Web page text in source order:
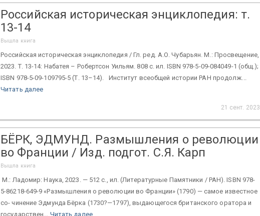
Российская историческая энциклопедия: т.
13-14
Вышла книга
Российская историческая энциклопедия / Гл. ред. А.О. Чубарьян. М.: Просвещение,
2023. Т. 13-14: Набатея – Робертсон Уильям. 808 с. ил. ISBN 978-5-09-084049-1 (общ.);
ISBN 978-5-09-109795-5 (Т. 13–14). Институт всеобщей истории РАН продолж...
Читать далее
21 сент. 2023
БЁРК, ЭДМУНД. Размышления о революции
во Франции / Изд. подгот. С.Я. Карп
Вышла книга
М.: Ладомир: Наука, 2023. — 512 c., ил. (Литературные Памятники / РАН). ISBN 978-
5-86218-649-9 «Размышления о революции во Франции» (1790) — самое известное
со- чинение Эдмунда Бёрка (1730?—1797), выдающегося британского оратора и
государствен... Читать далее